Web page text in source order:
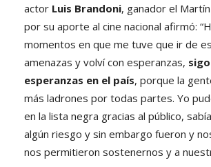
actor Luis Brandoni, ganador el
por su aporte al cine nacional afirmó:
momentos en que me tuve que ir de
amenazas y volví con esperanzas,
esperanzas en el país, porque la
más ladrones por todas partes. Yo
en la lista negra gracias al público,
algún riesgo y sin embargo fueron y
nos permitieron sostenernos y a